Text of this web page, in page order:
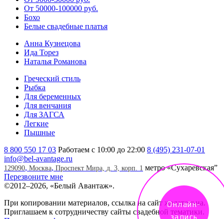
От 50000-100000 руб.
Бохо
Белые свадебные платья
Анна Кузнецова
Ида Торез
Наталья Романова
Греческий стиль
Рыбка
Для беременных
Для венчания
Для ЗАГСА
Легкие
Пышные
8 800 550 17 03 Работаем с 10:00 до 22:00 8 (495) 231-07-01
info@bel-avantage.ru
129090, Москва, Проспект Мира, д. 3, корп. 1 метро «Сухаревская”
Перезвоните мне
©2012–2026, «Белый Авантаж».
При копировании материалов, ссылка на сайт желательна.
Приглашаем к сотрудничеству сайты свадебной тематики.
Онлайн-
запись